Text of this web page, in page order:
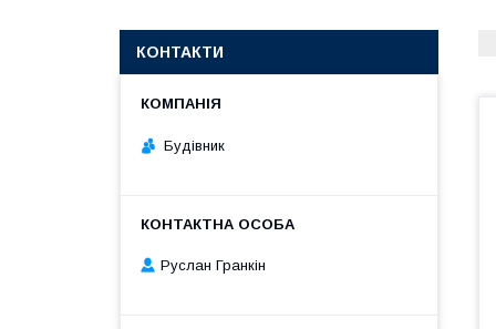
КОНТАКТИ
Будівник
Руслан Гранкін